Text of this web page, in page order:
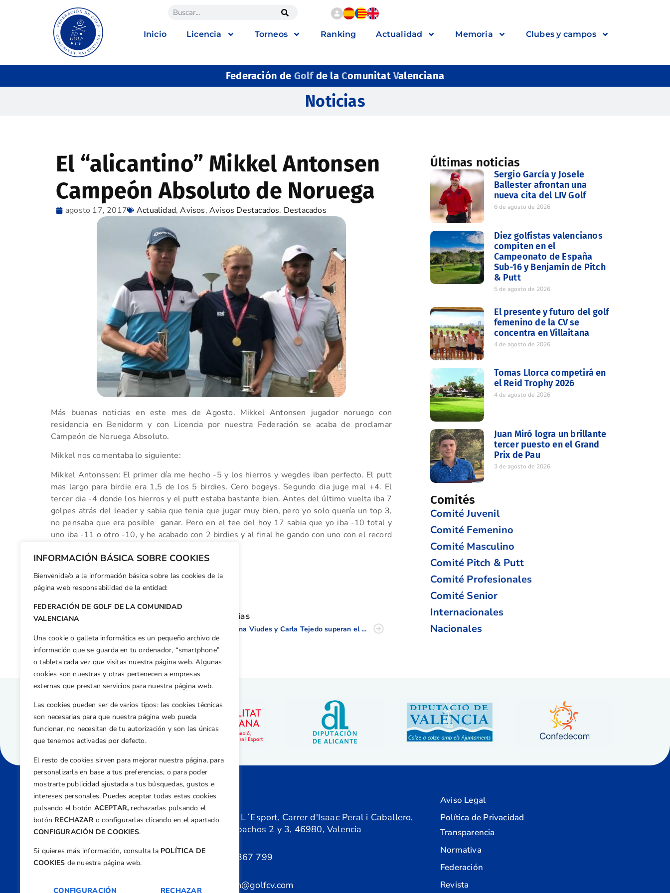
INFORMACIÓN BÁSICA SOBRE COOKIES
Bienvenida/o a la información básica sobre las cookies de la
página web responsabilidad de la entidad:
FEDERACIÓN DE GOLF DE LA COMUNIDAD
VALENCIANA
Una cookie o galleta informática es un pequeño archivo de
información que se guarda en tu ordenador, “smartphone”
o tableta cada vez que visitas nuestra página web. Algunas
cookies son nuestras y otras pertenecen a empresas
externas que prestan servicios para nuestra página web.
Las cookies pueden ser de varios tipos: las cookies técnicas
son necesarias para que nuestra página web pueda
funcionar, no necesitan de tu autorización y son las únicas
que tenemos activadas por defecto.
El resto de cookies sirven para mejorar nuestra página, para
personalizarla en base a tus preferencias, o para poder
mostrarte publicidad ajustada a tus búsquedas, gustos e
intereses personales. Puedes aceptar todas estas cookies
pulsando el botón ACEPTAR, rechazarlas pulsando el
botón RECHAZARo configurarlas clicando en el apartado
CONFIGURACIÓN DE COOKIES.
Si quieres más información, consulta la POLÍTICA DE
COOKIES de nuestra página web.
CONFIGURACIÓN RECHAZAR
Inicio Licencia Torneos Ranking Actualidad Memoria Clubes y campos
Federación de Golfde la ComunitatValenciana
Noticias
El “alicantino” Mikkel Antonsen
Campeón Absoluto de Noruega
agosto 17, 2017 Actualidad,Avisos,Avisos Destacados, Destacados
Más buenas noticias en este mes de Agosto. Mikkel Antonsen jugador noruego con
residencia en Benidorm y con Licencia por nuestra Federación se acaba de proclamar
Campeón de Noruega Absoluto.
Mikkel nos comentaba lo siguiente:
Mikkel Antonssen: El primer día me hecho -5 y los hierros y wegdes iban perfecto. El putt
mas largo para birdie era 1,5 de los 5 birdies. Cero bogeys. Segundo dia juge mal +4. El
tercer dia -4 donde los hierros y el putt estaba bastante bien. Antes del último vuelta iba 7
golpes atrás del leader y sabia que tenia que jugar muy bien, pero yo solo quería un top 3,
no pensaba que era posible ganar. Pero en el tee del hoy 17 sabia que yo iba -10 total y
uno iba -11 o otro -10, y he acabado con 2 birdies y al final he gando con uno con el record
Facebook
X WhatsApp
LinkedIn
Email
Otras noticias
Dimana Viudes y Carla Tejedo superan el corte en el British Girls
Últimas noticias
Sergio García y Josele
Ballester afrontan una
nueva cita del LIV Golf
6 de agosto de 2026
Diez golfistas valencianos
compiten en el
Campeonato de España
Sub-16 y Benjamín de Pitch
& Putt
5 de agosto de 2026
El presente y futuro del golf
femenino de la CV se
concentra en Villaitana
4 de agosto de 2026
Tomas Llorca competirá en
el Reid Trophy 2026
4 de agosto de 2026
Juan Miró logra un brillante
tercer puesto en el Grand
Prix de Pau
3 de agosto de 2026
Comités
Comité Juvenil
Comité Femenino
Comité Masculino
Comité Pitch & Putt
Comité Profesionales
Comité Senior
Internacionales
Nacionales
Dirección
Centre de L´Esport, Carrer d'Isaac Peral i Caballero,
Nº 5, Despachos 2 y 3, 46980, Valencia
+34 961 367 799
federacion@golfcv.com
Aviso Legal
Política de Privacidad
Transparencia
Normativa
Federación
Revista